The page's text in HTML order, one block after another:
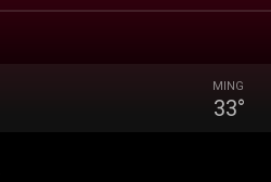
MING
33°